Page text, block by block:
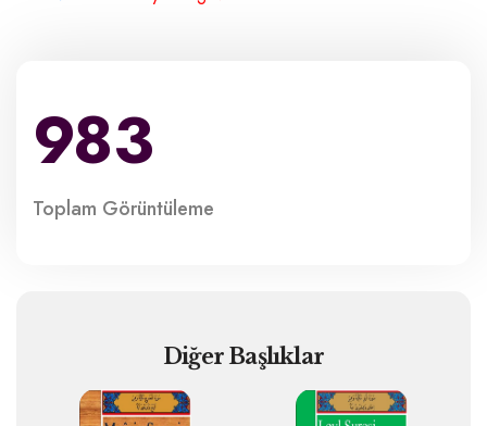
983
Toplam Görüntüleme
Diğer Başlıklar